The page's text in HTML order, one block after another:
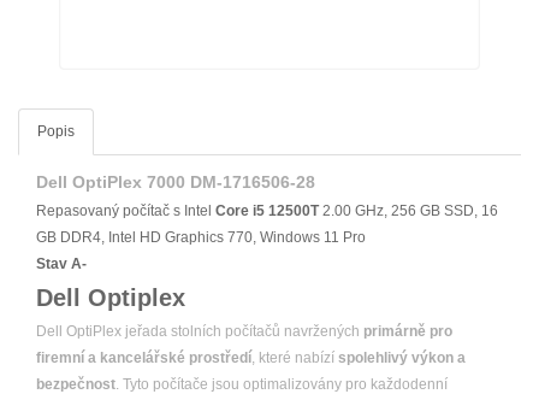
Popis
Dell OptiPlex 7000 DM-1716506-28
Repasovaný počítač s Intel Core i5 12500T2.00 GHz, 256 GB SSD, 16
GB DDR4, Intel HD Graphics 770, Windows 11 Pro
Stav A-
Dell Optiplex
Dell OptiPlex jeřada stolních počítačů navržených primárně pro
firemní a kancelářské prostředí, které nabízí spolehlivý výkon a
bezpečnost. Tyto počítače jsou optimalizovány pro každodenní